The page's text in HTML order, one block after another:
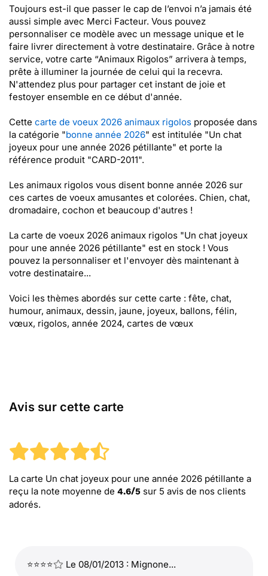
Toujours est-il que passer le cap de l’envoi n’a jamais été
aussi simple avec Merci Facteur. Vous pouvez
personnaliser ce modèle avec un message unique et le
faire livrer directement à votre destinataire. Grâce à notre
service, votre carte “Animaux Rigolos” arrivera à temps,
prête à illuminer la journée de celui qui la recevra.
N'attendez plus pour partager cet instant de joie et
festoyer ensemble en ce début d'année.
Cette carte de voeux 2026 animaux rigolos proposée dans
la catégorie "bonne année 2026" est intitulée "Un chat
joyeux pour une année 2026 pétillante" et porte la
référence produit "CARD-2011".
Les animaux rigolos vous disent bonne année 2026 sur
ces cartes de voeux amusantes et colorées. Chien, chat,
dromadaire, cochon et beaucoup d'autres !
La carte de voeux 2026 animaux rigolos "Un chat joyeux
pour une année 2026 pétillante" est en stock ! Vous
pouvez la personnaliser et l'envoyer dès maintenant à
votre destinataire...
Voici les thèmes abordés sur cette carte : fête, chat,
humour, animaux, dessin, jaune, joyeux, ballons, félin,
vœux, rigolos, année 2024, cartes de vœux
Avis sur cette carte
La carte Un chat joyeux pour une année 2026 pétillante a
reçu la note moyenne de 4.6/5 sur 5 avis de nos clients
adorés.
⭐⭐⭐⭐ Le 08/01/2013 : Mignone...